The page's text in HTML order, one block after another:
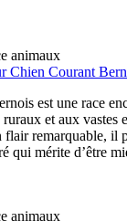
animaux
Chien Courant
est une race
et aux vastes
flair remarquable, il
qui mérite d’être
animaux